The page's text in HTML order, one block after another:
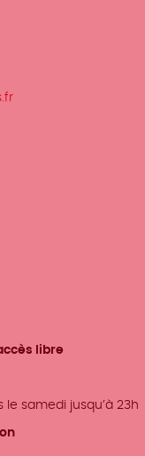
libre
samedi jusqu’à 23h